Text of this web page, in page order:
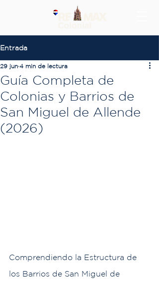
Entrada
Guía Completa de
Colonias y Barrios de
San Miguel de Allende
(2026)
29 jun 4 min de lectura
Comprendiendo la Estructura de
los Barrios de San Miguel de